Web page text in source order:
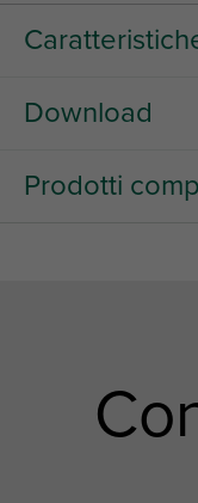
Download
Prodotti